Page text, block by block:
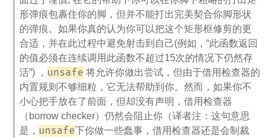
形弹痕包裹住你的脚，但并不能打出完美契合你脚形状
的弹痕。如果你真的认为你可以把这个矩形框修剪的更
合适，并在此过程中避免射击到自己(例如，“此函数返回
的值必须在连续调用此函数不超过15次的情况下仍然存
活”) ， unsafe 将允许你做出尝试，但由于借用检查器的
内置规则不够细粒，它无法帮助到你。然而，如果你不
小心把手放在了前面，但却没有声明，借用检查器
（borrow checker）仍然会阻止你（译者注：这句意思
是， unsafe下你做一些蠢事，借用检查器还是会制裁